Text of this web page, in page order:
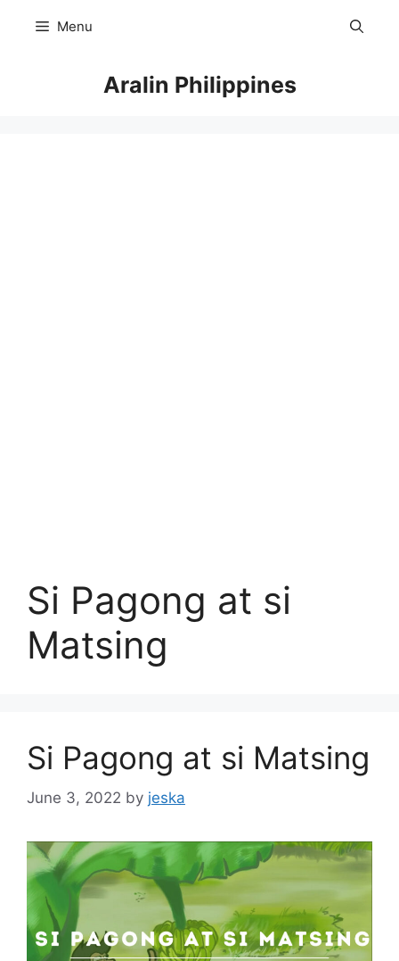
Menu
Aralin Philippines
Si Pagong at si
Matsing
Si Pagong at si Matsing
June 3, 2022 by jeska